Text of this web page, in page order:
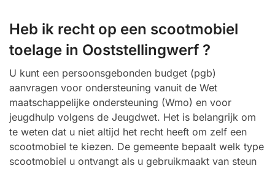
Heb ik recht op een scootmobiel
toelage in Ooststellingwerf ?
U kunt een persoonsgebonden budget (pgb)
aanvragen voor ondersteuning vanuit de Wet
maatschappelijke ondersteuning (Wmo) en voor
jeugdhulp volgens de Jeugdwet. Het is belangrijk om
te weten dat u niet altijd het recht heeft om zelf een
scootmobiel te kiezen. De gemeente bepaalt welk type
scootmobiel u ontvangt als u gebruikmaakt van steun